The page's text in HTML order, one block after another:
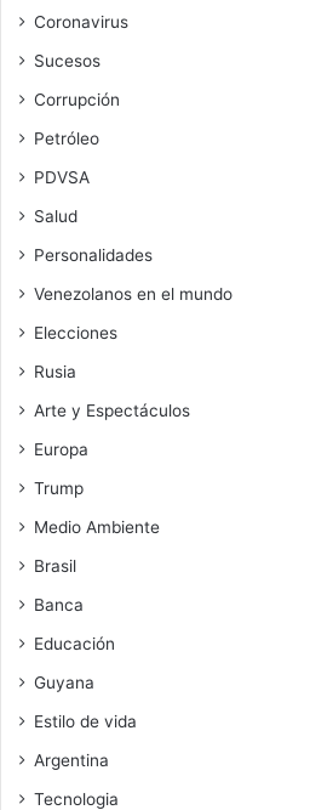
Coronavirus
Sucesos
Corrupción
Petróleo
PDVSA
Salud
Personalidades
Venezolanos en el mundo
Elecciones
Rusia
Arte y Espectáculos
Europa
Trump
Medio Ambiente
Brasil
Banca
Educación
Guyana
Estilo de vida
Argentina
Tecnologia